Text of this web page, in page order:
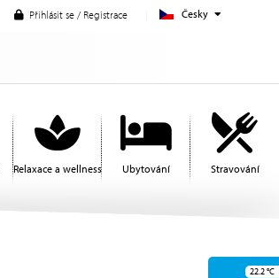
Česky
Přihlásit se / Registrace
Relaxace a wellness Ubytování Stravování
22.2°C